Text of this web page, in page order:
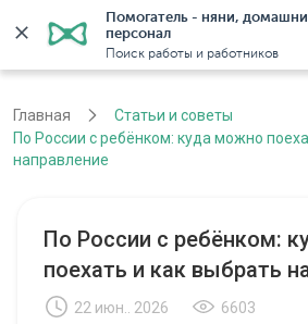
Помогатель - няни,
персонал
Поиск работы и работников
Главная
Статьи и советы
По России с ребёнком: куда можно
направление
По России с ребёнком:
поехать и как выбрать
22 июн.. 2026 6603